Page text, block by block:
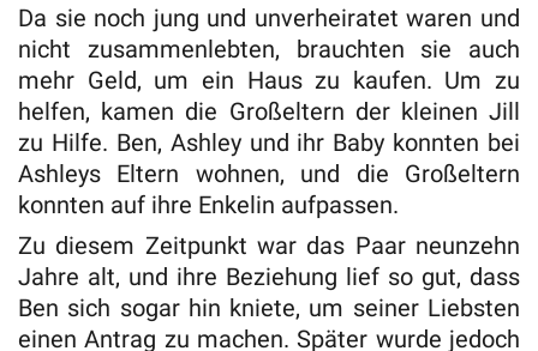
Da sie noch jung und unverheiratet waren und
nicht zusammenlebten, brauchten sie auch
mehr Geld, um ein Haus zu kaufen. Um zu
helfen, kamen die Großeltern der kleinen Jill
zu Hilfe. Ben, Ashley und ihr Baby konnten bei
Ashleys Eltern wohnen, und die Großeltern
konnten auf ihre Enkelin aufpassen.
Zu diesem Zeitpunkt war das Paar neunzehn
Jahre alt, und ihre Beziehung lief so gut, dass
Ben sich sogar hin kniete, um seiner Liebsten
einen Antrag zu machen. Später wurde jedoch